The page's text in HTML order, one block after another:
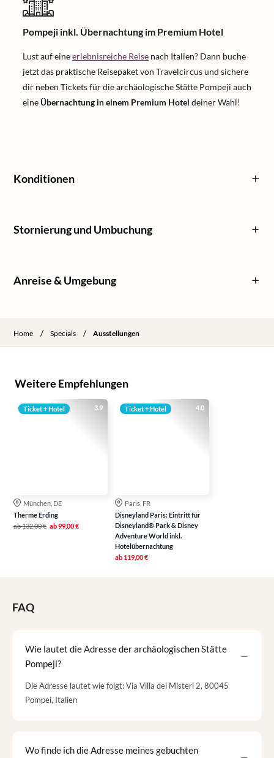
Pompeji inkl. Übernachtung im Premium Hotel
Lust auf eineerlebnisreiche Reise nach Italien? Dann buche
jetzt das praktische Reisepaket von Travelcircus und sichere
dir neben Tickets für die archäologische Stätte Pompeji auch
eine Übernachtung in einem Premium Hotel deiner Wahl!
Konditionen
Stornierung und Umbuchung
Anreise & Umgebung
Home / Specials / Ausstellungen
Weitere Empfehlungen
3.9
Ticket + Hotel
München, DE
Therme Erding
ab132,00 € ab99,00 €
4.0
Ticket + Hotel
Paris, FR
Disneyland Paris: Eintritt für
Disneyland® Park & Disney
Adventure World inkl.
Hotelübernachtung
ab 119,00 €
FAQ
Wie lautet die Adresse der archäologischen Stätte
Pompeji?
Die Adresse lautet wie folgt: Via Villa dei Misteri 2, 80045
Pompei, Italien
Wo finde ich die Adresse meines gebuchten